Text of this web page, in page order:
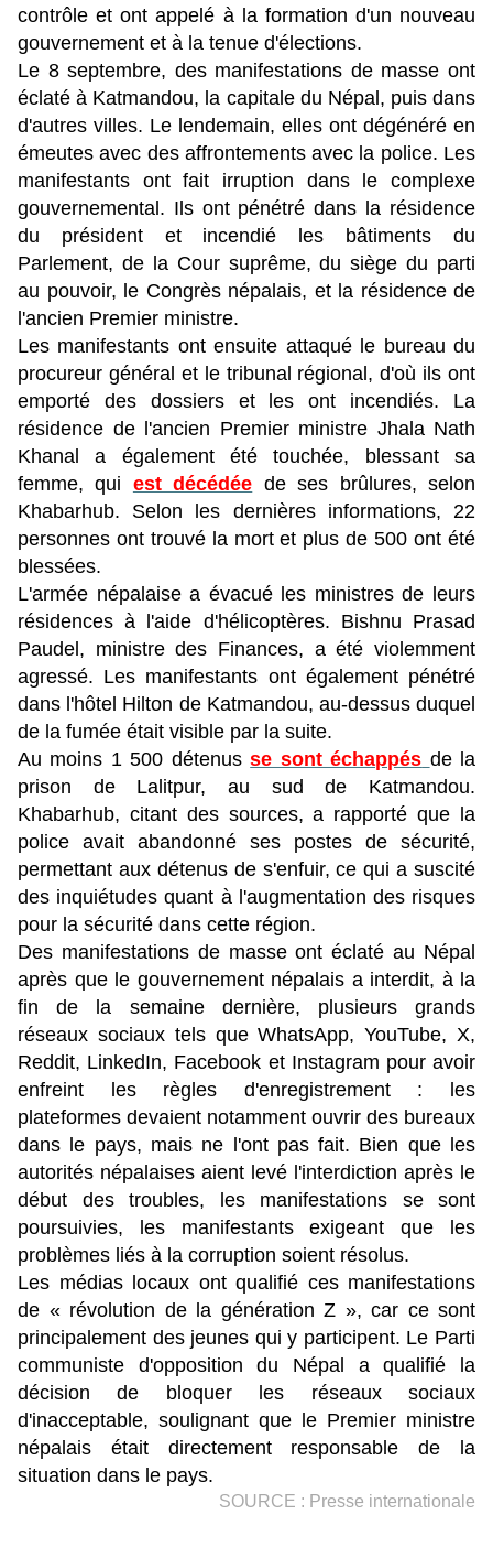
contrôle et ont appelé à la formation d'un nouveau
gouvernement et à la tenue d'élections.
Le 8 septembre, des manifestations de masse ont
éclaté à Katmandou, la capitale du Népal, puis dans
d'autres villes. Le lendemain, elles ont dégénéré en
émeutes avec des affrontements avec la police. Les
manifestants ont fait irruption dans le complexe
gouvernemental. Ils ont pénétré dans la résidence
du président et incendié les bâtiments du
Parlement, de la Cour suprême, du siège du parti
au pouvoir, le Congrès népalais, et la résidence de
l'ancien Premier ministre.
Les manifestants ont ensuite attaqué le bureau du
procureur général et le tribunal régional, d'où ils ont
emporté des dossiers et les ont incendiés. La
résidence de l'ancien Premier ministre Jhala Nath
Khanal a également été touchée, blessant sa
femme, qui est décédée de ses brûlures, selon
Khabarhub. Selon les dernières informations, 22
personnes ont trouvé la mort et plus de 500 ont été
blessées.
L'armée népalaise a évacué les ministres de leurs
résidences à l'aide d'hélicoptères. Bishnu Prasad
Paudel, ministre des Finances, a été violemment
agressé. Les manifestants ont également pénétré
dans l'hôtel Hilton de Katmandou, au-dessus duquel
de la fumée était visible par la suite.
Au moins 1 500 détenusse sont échappés de la
prison de Lalitpur, au sud de Katmandou.
Khabarhub, citant des sources, a rapporté que la
police avait abandonné ses postes de sécurité,
permettant aux détenus de s'enfuir, ce qui a suscité
des inquiétudes quant à l'augmentation des risques
pour la sécurité dans cette région.
Des manifestations de masse ont éclaté au Népal
après que le gouvernement népalais a interdit, à la
fin de la semaine dernière, plusieurs grands
réseaux sociaux tels que WhatsApp, YouTube, X,
Reddit, LinkedIn, Facebook et Instagram pour avoir
enfreint les règles d'enregistrement : les
plateformes devaient notamment ouvrir des bureaux
dans le pays, mais ne l'ont pas fait. Bien que les
autorités népalaises aient levé l'interdiction après le
début des troubles, les manifestations se sont
poursuivies, les manifestants exigeant que les
problèmes liés à la corruption soient résolus.
Les médias locaux ont qualifié ces manifestations
de « révolution de la génération Z », car ce sont
principalement des jeunes qui y participent. Le Parti
communiste d'opposition du Népal a qualifié la
décision de bloquer les réseaux sociaux
d'inacceptable, soulignant que le Premier ministre
népalais était directement responsable de la
situation dans le pays.
SOURCE : Presse internationale